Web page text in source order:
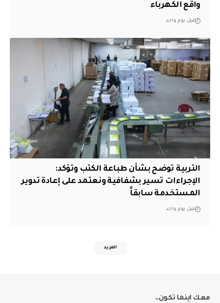
واقع الكهرباء
قبل يوم واحد
التربية توضح بشأن طباعة الكتب وتؤكد:
الإجراءات تسير بشفافية ونعتمد على إعادة تدوير
المستخدمة سابقاً
قبل يوم واحد
المزيد
معك اينما تكون..